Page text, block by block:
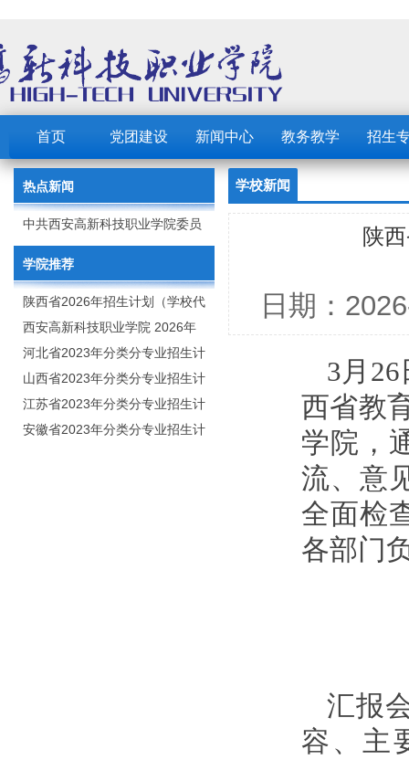
首页 党团建设 新闻中心 教务教学 招生
热点新闻
中共西安高新科技职业学院委员
会 2023年党建工作要点
学院推荐
陕西省2026年招生计划（学校代
码：8103）
西安高新科技职业学院 2026年
招生章程
河北省2023年分类分专业招生计
划（院校代号：1889）
山西省2023年分类分专业招生计
划（院校代号：5560）
江苏省2023年分类分专业招生计
划（院校代号：8931）
安徽省2023年分类分专业招生计
学校新闻
陕
日期：
3月
西省教
学院，
流、意
全面检
各部门
汇报
容、主